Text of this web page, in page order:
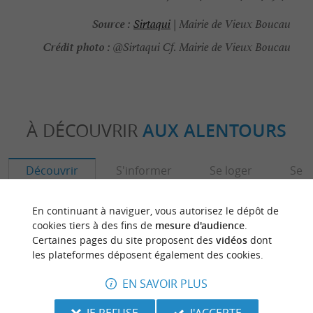
Source : Sirtaqui | Mairie de Vieux Boucau
Crédit photo : @Sirtaqui Cf. Mairie de Vieux Boucau
À DÉCOUVRIR AUX ALENTOURS
Découvrir S'informer Se loger Se
En continuant à naviguer, vous autorisez le dépôt de
cookies tiers à des fins de mesure d'audience.
Certaines pages du site proposent des vidéosdont
les plateformes déposent également des cookies.
EN SAVOIR PLUS